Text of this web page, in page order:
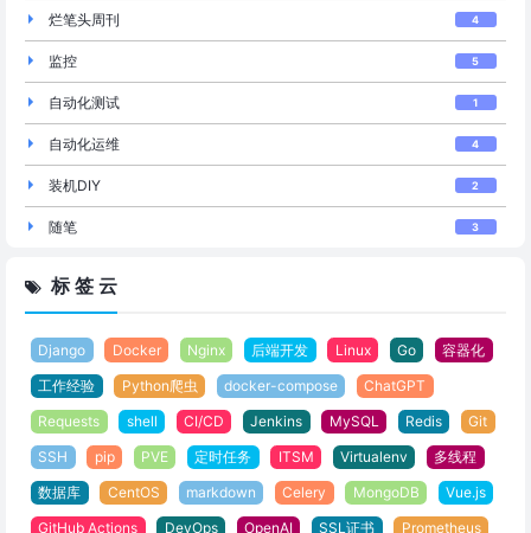
烂笔头周刊 4
监控 5
自动化测试 1
自动化运维 4
装机DIY 2
随笔 3
标 签 云
Django Docker Nginx 后端开发 Linux Go 容器化
工作经验 Python爬虫 docker-compose ChatGPT
Requests shell CI/CD Jenkins MySQL Redis Git
SSH pip PVE 定时任务 ITSM Virtualenv 多线程
数据库 CentOS markdown Celery MongoDB Vue.js
GitHub Actions DevOps OpenAI SSL证书 Prometheus